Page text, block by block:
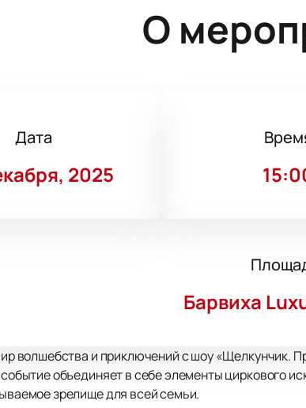
О
Дата
2025
Барвиха
волшебства и приключений с шоу «Щелкунчик.
объединяет в себе элементы циркового
зрелище для всей семьи.